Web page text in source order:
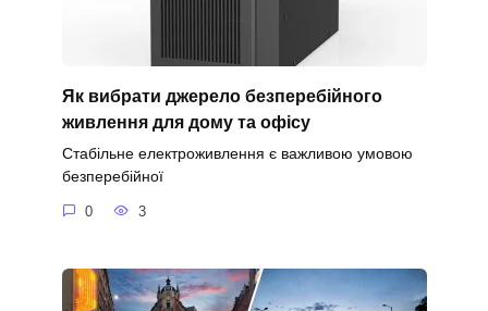
Як вибрати джерело безперебійного
живлення для дому та офісу
Стабільне електроживлення є важливою умовою
безперебійної
0 3